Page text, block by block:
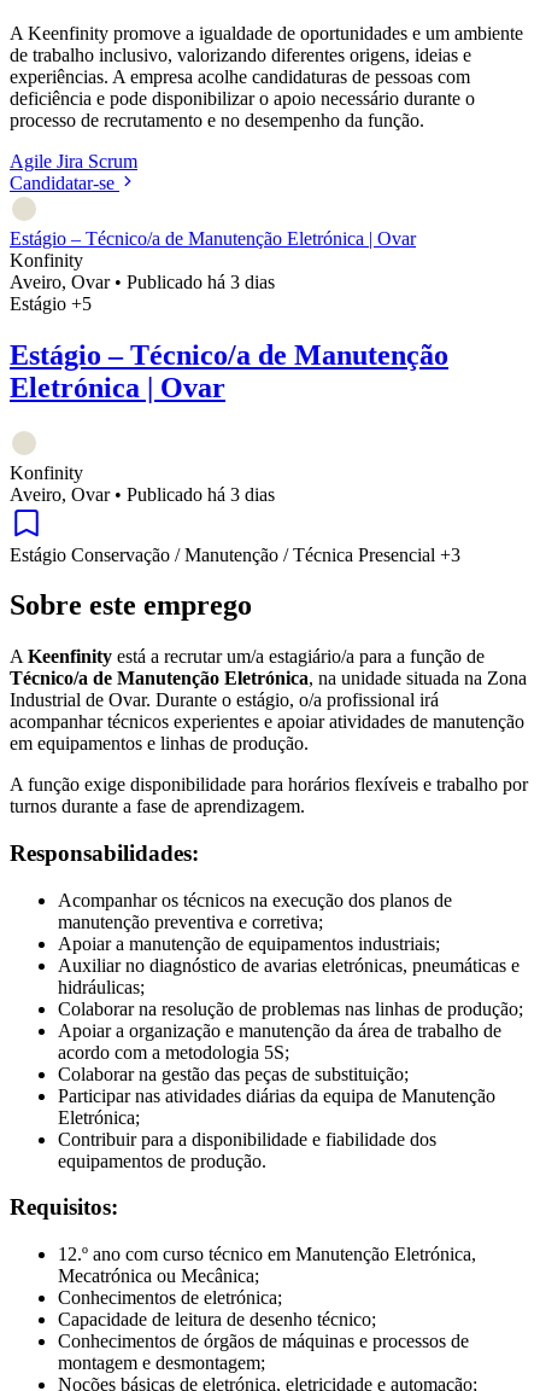
A Keenfinity promove a igualdade de oportunidades e um ambiente
de trabalho inclusivo, valorizando diferentes origens, ideias e
experiências. A empresa acolhe candidaturas de pessoas com
deficiência e pode disponibilizar o apoio necessário durante o
processo de recrutamento e no desempenho da função.
Agile Jira Scrum
Candidatar-se
Estágio – Técnico/a de Manutenção Eletrónica | Ovar
Konfinity
Aveiro, Ovar • Publicado há 3 dias
Estágio +5
Estágio – Técnico/a de Manutenção
Eletrónica | Ovar
Konfinity
Aveiro, Ovar • Publicado há 3 dias
Estágio Conservação / Manutenção / Técnica Presencial +3
Sobre este emprego
A Keenfinity está a recrutar um/a estagiário/a para a função de
Técnico/a de Manutenção Eletrónica, na unidade situada na Zona
Industrial de Ovar. Durante o estágio, o/a profissional irá
acompanhar técnicos experientes e apoiar atividades de manutenção
em equipamentos e linhas de produção.
A função exige disponibilidade para horários flexíveis e trabalho por
turnos durante a fase de aprendizagem.
Responsabilidades:
Acompanhar os técnicos na execução dos planos de
manutenção preventiva e corretiva;
Apoiar a manutenção de equipamentos industriais;
Auxiliar no diagnóstico de avarias eletrónicas, pneumáticas e
hidráulicas;
Colaborar na resolução de problemas nas linhas de produção;
Apoiar a organização e manutenção da área de trabalho de
acordo com a metodologia 5S;
Colaborar na gestão das peças de substituição;
Participar nas atividades diárias da equipa de Manutenção
Eletrónica;
Contribuir para a disponibilidade e fiabilidade dos
equipamentos de produção.
Requisitos:
12.º ano com curso técnico em Manutenção Eletrónica,
Mecatrónica ou Mecânica;
Conhecimentos de eletrónica;
Capacidade de leitura de desenho técnico;
Conhecimentos de órgãos de máquinas e processos de
montagem e desmontagem;
Noções básicas de eletrónica, eletricidade e automação;